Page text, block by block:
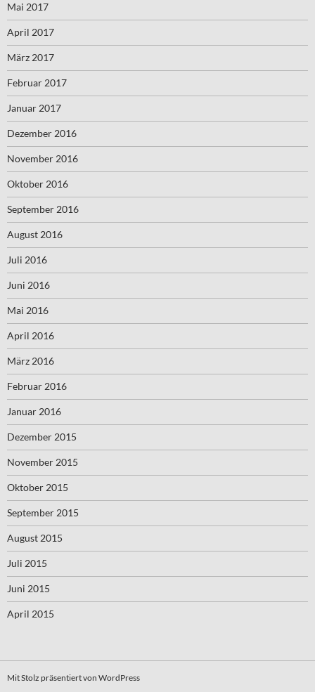
Mai 2017
April 2017
März 2017
Februar 2017
Januar 2017
Dezember 2016
November 2016
Oktober 2016
September 2016
August 2016
Juli 2016
Juni 2016
Mai 2016
April 2016
März 2016
Februar 2016
Januar 2016
Dezember 2015
November 2015
Oktober 2015
September 2015
August 2015
Juli 2015
Juni 2015
April 2015
Mit Stolz präsentiert von WordPress